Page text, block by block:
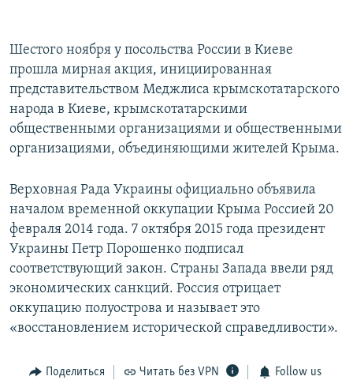
Шестого ноября у посольства России в Киеве
прошла мирная акция, инициированная
представительством Меджлиса крымскотатарского
народа в Киеве, крымскотатарскими
общественными организациями и общественными
организациями, объединяющими жителей Крыма.
Верховная Рада Украины официально объявила
началом временной оккупации Крыма Россией 20
февраля 2014 года. 7 октября 2015 года президент
Украины Петр Порошенко подписал
соответствующий закон. Страны Запада ввели ряд
экономических санкций. Россия отрицает
оккупацию полуострова и называет это
«восстановлением исторической справедливости».
Поделиться Читать без VPN Follow us